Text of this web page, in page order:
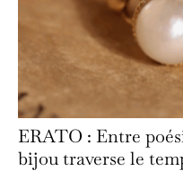
ERATO : Entre
bijou traverse le